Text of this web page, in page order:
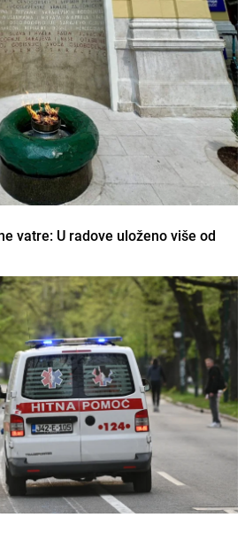
vatre: U radove uloženo više od